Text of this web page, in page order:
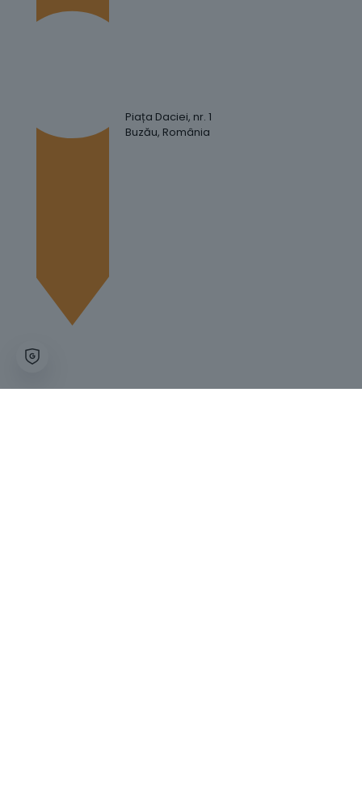
Piața Daciei, nr. 1
Buzău, România